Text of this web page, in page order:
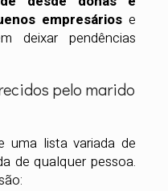
empresários e
deixar pendências
pelo marido
uma lista variada de
de qualquer pessoa.